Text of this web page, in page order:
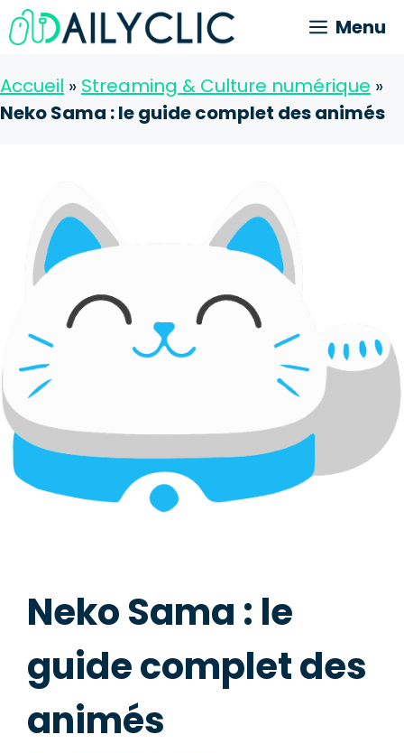
Aller
au
Menu
Accueil » Streaming & Culture numérique »
Neko Sama : le guide complet des animés
Neko Sama : le
guide complet des
animés